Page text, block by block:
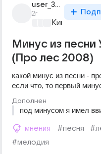
user_309904891
2г
Киномания
Минус из
(Про лес 2008)
какой минус из песни -
если что, то первый
Дополнен
под минусом я имел
мнения #песня
#мелодия